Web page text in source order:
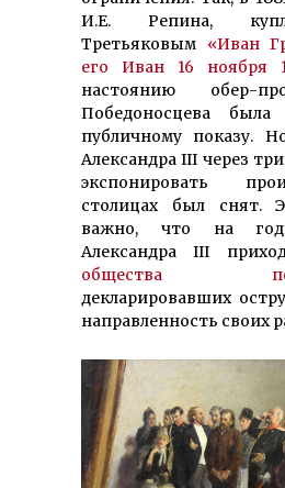
И.Е. Репина,
Третьяковым «Иван
его Иван 16 ноября
настоянию обер-
Победоносцева
публичному показу.
Александра III через
экспонировать
столицах был снят.
важно, что на
Александра III
общества
декларировавших
направленность своих